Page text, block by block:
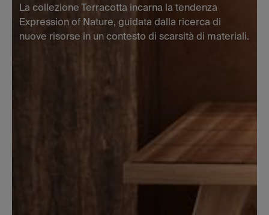
La collezione Terracotta incarna la tendenza
Expression of Nature, guidata dalla ricerca di
nuove risorse in un contesto di scarsità di materiali.